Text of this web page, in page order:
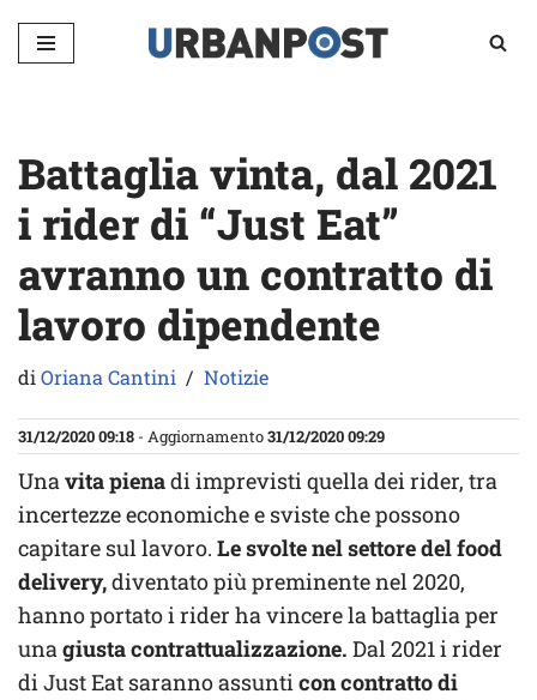
Vai
Battaglia vinta, dal 2021
i rider di “Just Eat”
avranno un contratto di
lavoro dipendente
diOriana Cantini Notizie
31/12/2020 09:18 - Aggiornamento31/12/2020 09:29
Unavita pienadi imprevisti quella dei rider, tra
incertezze economiche e sviste che possono
capitare sul lavoro. Le svolte nel settore del food
delivery,diventato più preminente nel 2020,
hanno portato i rider ha vincere la battaglia per
unagiusta contrattualizzazione. Dal 2021 i rider
di Just Eat saranno assunticon contratto di